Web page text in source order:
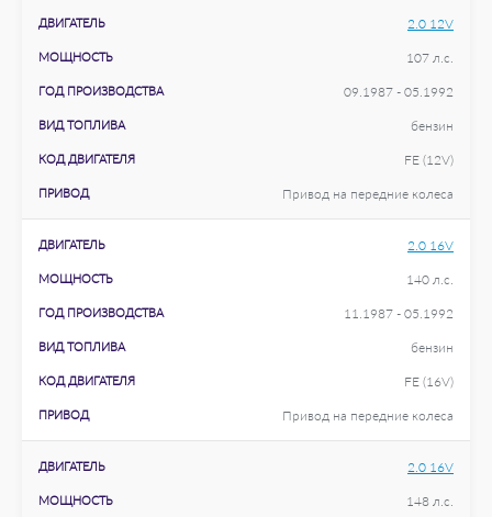
ДВИГАТЕЛЬ 2.0 12V
МОЩНОСТЬ 107 л.с.
ГОД ПРОИЗВОДСТВА 09.1987 - 05.1992
ВИД ТОПЛИВА бензин
КОД ДВИГАТЕЛЯ FE (12V)
ПРИВОД Привод на передние колеса
ДВИГАТЕЛЬ 2.0 16V
МОЩНОСТЬ 140 л.с.
ГОД ПРОИЗВОДСТВА 11.1987 - 05.1992
ВИД ТОПЛИВА бензин
КОД ДВИГАТЕЛЯ FE (16V)
ПРИВОД Привод на передние колеса
ДВИГАТЕЛЬ 2.0 16V
МОЩНОСТЬ 148 л.с.